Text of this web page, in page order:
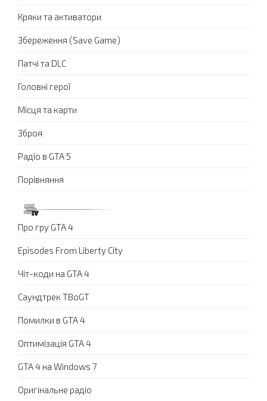
Кряки та активатори
Збереження (Save Game)
Патчі та DLC
Головні герої
Місця та карти
Зброя
Радіо в GTA 5
Порівняння
Про гру GTA 4
Episodes From Liberty City
Чіт-коди на GTA 4
Саундтрек TBoGT
Помилки в GTA 4
Оптимізація GTA 4
GTA 4 на Windows 7
Оригінальне радіо